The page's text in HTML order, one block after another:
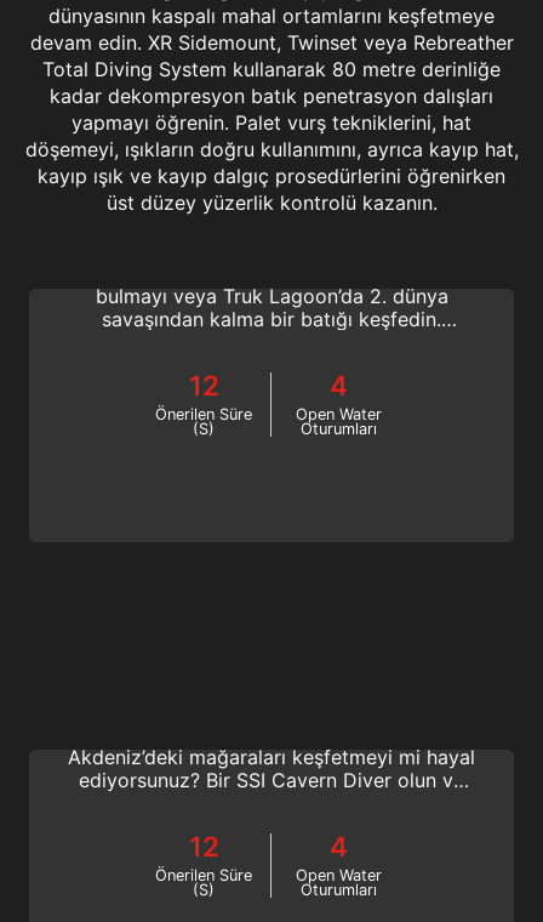
dünyasının kaspalı mahal ortamlarını keşfetmeye
devam edin. XR Sidemount, Twinset veya Rebreather
Total Diving System kullanarak 80 metre derinliğe
kadar dekompresyon batık penetrasyon dalışları
yapmayı öğrenin. Palet vurş tekniklerini, hat
döşemeyi, ışıkların doğru kullanımını, ayrıca kayıp hat,
kayıp ışık ve kayıp dalgıç prosedürlerini öğrenirken
üst düzey yüzerlik kontrolü kazanın.
Extended Range Wreck Diving
bulmayı veya Truk Lagoon’da 2. dünya
savaşından kalma bir batığı keşfedin.
12
Önerilen Süre
(S)
4
Open Water
Oturumları
Akdeniz’deki mağaraları keşfetmeyi mi hayal
ediyorsunuz? Bir SSI Cavern Diver olun ve
12
Önerilen Süre
(S)
4
Open Water
Oturumları